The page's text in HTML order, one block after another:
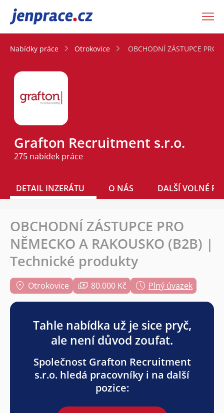
JenPráce.cz
Nabídky práce Otrokovice OBCHODNÍ ZÁSTUPCE
Grafton Recruitment s.r.o.
275 nabídek práce
DETAIL INZERÁTU O NÁS DALŠÍ VOLNÉ
OBCHODNÍ ZÁSTUPCE PRO
NĚMECKO A RAKOUSKO (B2B) |
Technické produkty
Otrokovice 80.000 Kč Plný úvazek
Tahle nabídka už je sice pryč,
ale není důvod zoufat.
Společnost Grafton Recruitment
s.r.o. hledá pracovníky i na další
pozice: